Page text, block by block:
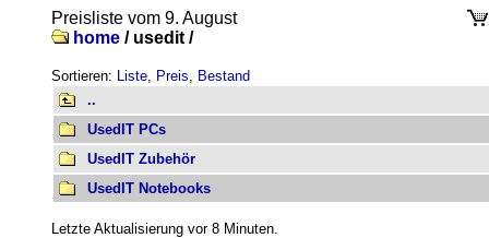
Preisliste vom 9. August
home / usedit /
Sortieren: Liste, Preis, Bestand
..
UsedIT PCs
UsedIT Zubehör
UsedIT Notebooks
Letzte Aktualisierung vor 8 Minuten.